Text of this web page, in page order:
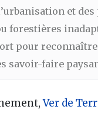
et
forestières
pour
savoir-faire
Ver de